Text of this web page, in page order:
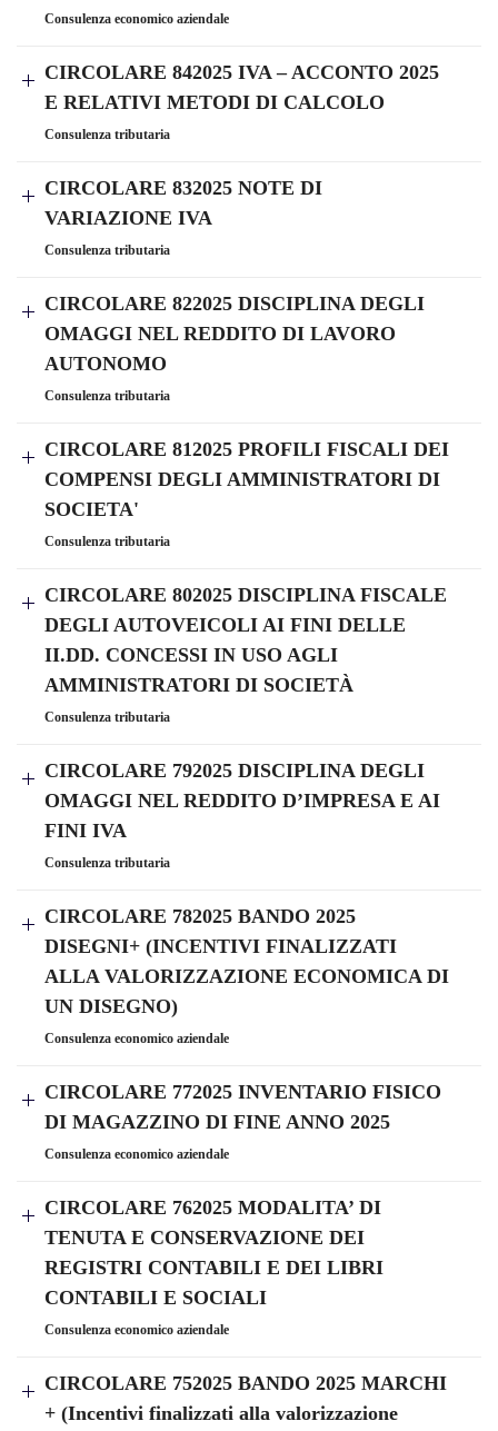
Consulenza economico aziendale
CIRCOLARE 842025 IVA – ACCONTO 2025
E RELATIVI METODI DI CALCOLO
Consulenza tributaria
CIRCOLARE 832025 NOTE DI
VARIAZIONE IVA
Consulenza tributaria
CIRCOLARE 822025 DISCIPLINA DEGLI
OMAGGI NEL REDDITO DI LAVORO
AUTONOMO
Consulenza tributaria
CIRCOLARE 812025 PROFILI FISCALI DEI
COMPENSI DEGLI AMMINISTRATORI DI
SOCIETA'
Consulenza tributaria
CIRCOLARE 802025 DISCIPLINA FISCALE
DEGLI AUTOVEICOLI AI FINI DELLE
II.DD. CONCESSI IN USO AGLI
AMMINISTRATORI DI SOCIETÀ
Consulenza tributaria
CIRCOLARE 792025 DISCIPLINA DEGLI
OMAGGI NEL REDDITO D’IMPRESA E AI
FINI IVA
Consulenza tributaria
CIRCOLARE 782025 BANDO 2025
DISEGNI+ (INCENTIVI FINALIZZATI
ALLA VALORIZZAZIONE ECONOMICA DI
UN DISEGNO)
Consulenza economico aziendale
CIRCOLARE 772025 INVENTARIO FISICO
DI MAGAZZINO DI FINE ANNO 2025
Consulenza economico aziendale
CIRCOLARE 762025 MODALITA’ DI
TENUTA E CONSERVAZIONE DEI
REGISTRI CONTABILI E DEI LIBRI
CONTABILI E SOCIALI
Consulenza economico aziendale
CIRCOLARE 752025 BANDO 2025 MARCHI
+ (Incentivi finalizzati alla valorizzazione